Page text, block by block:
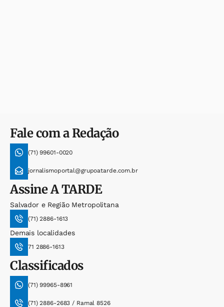
Fale com a Redação
(71) 99601-0020
jornalismoportal@grupoatarde.com.br
AssineA TARDE
Salvador e Região Metropolitana
(71) 2886-1613
Demais localidades
71 2886-1613
Classificados
(71) 99965-8961
(71) 2886-2683 / Ramal 8526